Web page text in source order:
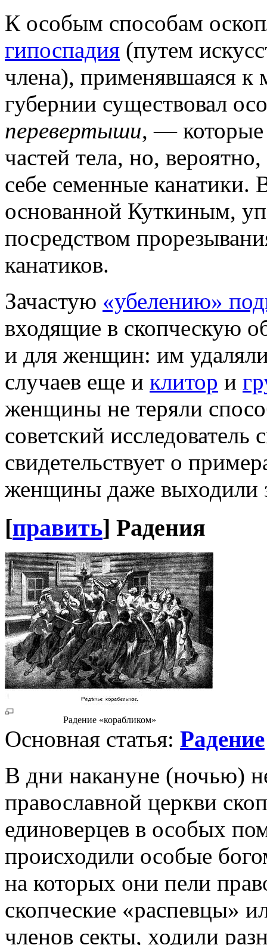
К особым способам
гипоспадия (путем
члена), применявшаяся к
губернии существовал
перевертыши, — которые
частей тела, но,
себе семенные канатики.
основанной Куткиным,
посредством
канатиков.
Зачастую «убелению»
входящие в скопческую
и для женщин: им
случаев еще и клитор и
женщины не теряли
советский исследователь
свидетельствует о
женщины даже выходили
[править] Радения
Радение «корабликом»
Основная статья: Радение
В дни накануне (ночью)
православной церкви
единоверцев в особых
происходили особые
на которых они пели
скопческие «распевцы»
членов секты, ходили